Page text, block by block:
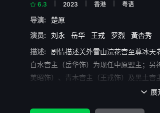
6.3 2023 香港 粤语
导演:
楚原
演员:
刘永 岳华 王戎 罗烈
黃杏秀
描述:
剧情描述关外雪山浣花宫至尊冰天
白水宫主（岳华饰）为现任中原盟主；
美昭饰）、青木宫主（王戎饰）及黑土
主，今年节外生枝，紫衣侯弟白宝玉(刘
 展